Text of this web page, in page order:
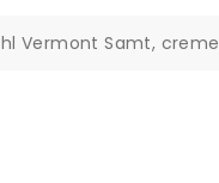
Vermont Samt, creme